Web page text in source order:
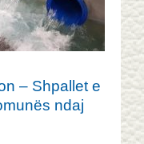
– Shpallet e
ndaj